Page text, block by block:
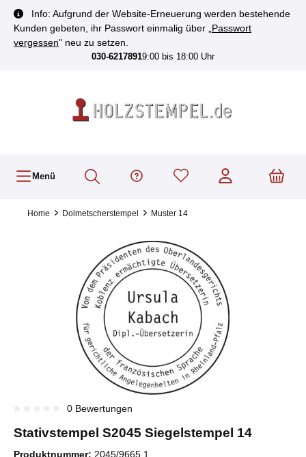
springen
Info: Aufgrund der Website-Erneuerung werden bestehende
Kunden gebeten, ihr Passwort einmalig über „ Passwort
vergessen" neu zu setzen.
030-62178919:00 bis 18:00 Uhr
Menü
Home Dolmetscherstempel Muster 14
0 Bewertungen
Stativstempel S2045 Siegelstempel 14
Produktnummer: 2045/9665.1